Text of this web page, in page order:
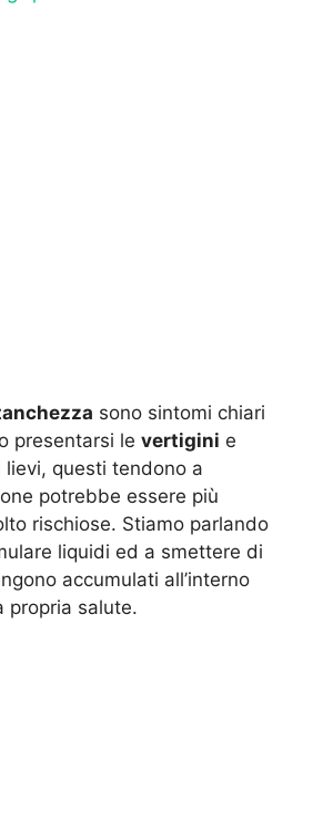
sono sintomi chiari
presentarsi le vertigini e
questi tendono a
potrebbe essere più
rischiose. Stiamo parlando
liquidi ed a smettere di
accumulati all’interno
propria salute.